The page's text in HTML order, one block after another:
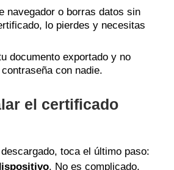
navegador o borras datos sin
lo pierdes y necesitas
documento exportado y no
con nadie.
el certificado
toca el último paso:
. No es complicado,